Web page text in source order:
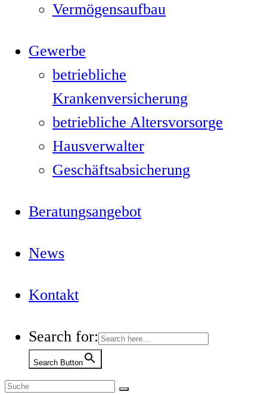
Vermögensaufbau
Gewerbe
betriebliche
Krankenversicherung
betriebliche Altersvorsorge
Hausverwalter
Geschäftsabsicherung
Beratungsangebot
News
Kontakt
Search for:
Search Button